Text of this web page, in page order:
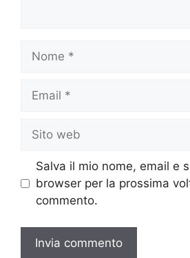
Nome
Email
Sito
web
Salva il mio nome, email e
browser per la prossima
commento.